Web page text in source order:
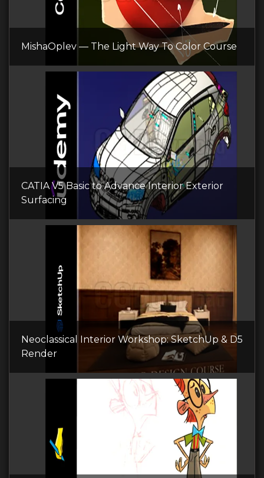
MishaOplev — The Light Way To Color Course
CATIA V5 Basic to Advance Interior Exterior
Surfacing
Neoclassical Interior Workshop: SketchUp & D5
Render